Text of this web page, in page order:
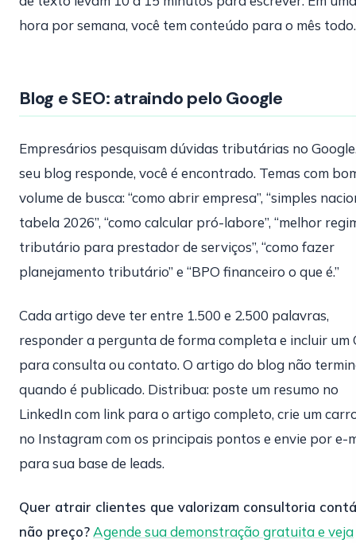
hora por semana, você tem conteúdo para o mês todo.
Blog e SEO: atraindo pelo Google
Empresários pesquisam dúvidas tributárias no
seu blog responde, você é encontrado. Temas com
volume de busca: “como abrir empresa”, “simples
tabela 2026”, “como calcular pró-labore”, “melhor
tributário para prestador de serviços”, “como fazer
planejamento tributário” e “BPO financeiro o que é.”
Cada artigo deve ter entre 1.500 e 2.500 palavras,
responder a pergunta de forma completa e incluir um
para consulta ou contato. O artigo do blog não
quando é publicado. Distribua: poste um resumo no
LinkedIn com link para o artigo completo, crie um
no Instagram com os principais pontos e envie por e-
para sua base de leads.
Quer atrair clientes que valorizam consultoria
não preço? Agende sua demonstração gratuita e veja